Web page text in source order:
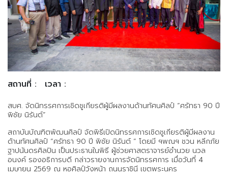
สถานที่ : เวลา :
สบศ. จัดนิทรรศการเชิดชูเกียรติผู้มีผลงานด้านทัศนศิลป์ “ศรัทธา 90 ปี
พิชัย นิรันต์”
สถาบันบัณฑิตพัฒนศิลป์ จัดพิธีเปิดนิทรรศการเชิดชูเกียรติผู้มีผลงาน
ด้านทัศนศิลป์ “ศรัทธา 90 ปี พิชัย นิรันต์ ” โดยมี ฯพณฯ ชวน หลีกภัย
ฐาปนันดรศิลปิน เป็นประธานในพิธี ผู้ช่วยศาสตราจารย์อำนวย นวล
อนงค์ รองอธิการบดี กล่าวรายงานการจัดนิทรรศการ เมื่อวันที่ 4
เมษายน 2569 ณ หอศิลป์วังหน้า ถนนราชินี เขตพระนคร